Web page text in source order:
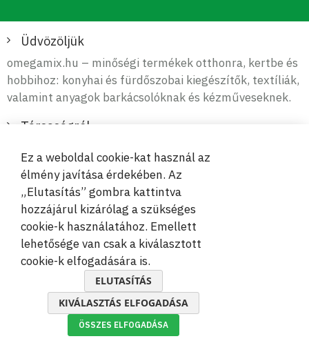
Üdvözöljük
omegamix.hu – minőségi termékek otthonra, kertbe és
hobbihoz: konyhai és fürdőszobai kiegészítők, textíliák,
valamint anyagok barkácsolóknak és kézműveseknek.
Társaságról
Információ
Vevőszolgálat
Biztonságos és kényelmes fizetések
© 2019-2026 Megamix s.r.o.
Ez a weboldal cookie-kat használ az
élmény javítása érdekében. Az
„Elutasítás” gombra kattintva
hozzájárul kizárólag a szükséges
cookie-k használatához. Emellett
lehetősége van csak a kiválasztott
cookie-k elfogadására is.
ELUTASÍTÁS
KIVÁLASZTÁS ELFOGADÁSA
ÖSSZES ELFOGADÁSA